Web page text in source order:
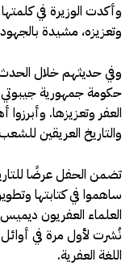
وأكدت الوزيرة في
وتعزيزه، مشيدة بالجهود
وفي حديثهم خلال
حكومة جمهورية
العفر وتعزيزها.
والتاريخ العريقين
تضمن الحفل عرضًا
ساهموا في كتابتها
العلماء العفريون
نُشرت لأول مرة في
اللغة العفرية.